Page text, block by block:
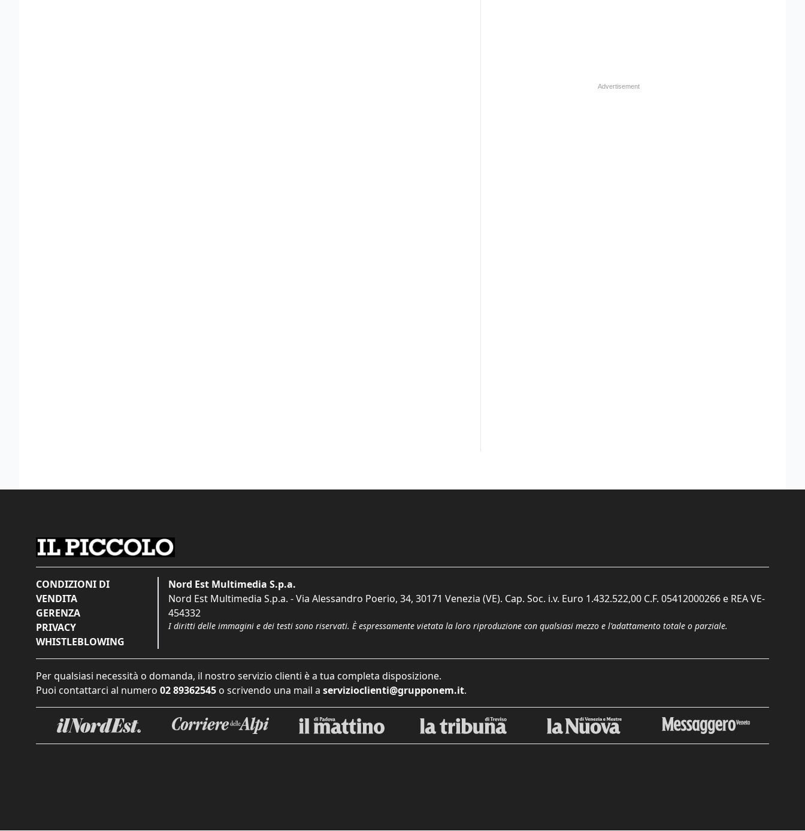
CONDIZIONI DI
VENDITA
GERENZA
PRIVACY
WHISTLEBLOWING
Nord Est Multimedia S.p.a.
Nord Est Multimedia S.p.a. - Via Alessandro Poerio, 34, 30171 Venezia (VE). Cap. Soc. i.v. Euro 1.432.522,00 C.F. 05412000266 e REA VE-
454332
I diritti delle immagini e dei testi sono riservati. È espressamente vietata la loro riproduzione con qualsiasi mezzo e l'adattamento totale o parziale.
Per qualsiasi necessità o domanda, il nostro servizio clienti è a tua completa disposizione.
Puoi contattarci al numero 02 89362545 o scrivendo una mail a servizioclienti@grupponem.it.